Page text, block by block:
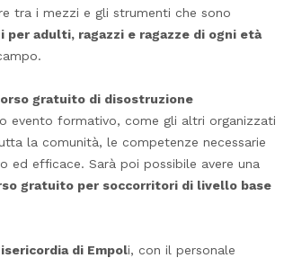
tra i mezzi e gli strumenti che sono
per adulti, ragazzi e ragazze di ogni età
gratuito di disostruzione
evento formativo, come gli altri organizzati
la comunità, le competenze necessarie
ed efficace. Sarà poi possibile avere una
gratuito per soccorritori di livello base
di Empoli, con il personale